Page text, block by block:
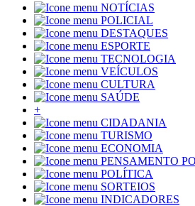
NOTÍCIAS
POLICIAL
DESTAQUES
ESPORTE
TECNOLOGIA
VEÍCULOS
CULTURA
SAÚDE
+
CIDADANIA
TURISMO
ECONOMIA
PENSAMENTO
POLÍTICA
SORTEIOS
INDICADORES